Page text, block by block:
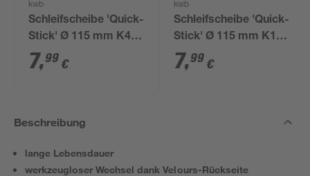
kwb
Schleifscheibe 'Quick-
Stick' Ø 115 mm K40
10 Stück
7,99 €
kwb
Schleifscheibe 'Quick-
Stick' Ø 115 mm K120
10 Stück
7,99 €
Beschreibung
lange Lebensdauer
werkzeugloser Wechsel dank Velours-Rückseite